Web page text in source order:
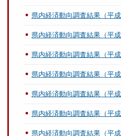
県内経済動向調査結果（平成
県内経済動向調査結果（平成
県内経済動向調査結果（平成
県内経済動向調査結果（平成
県内経済動向調査結果（平成
県内経済動向調査結果（平成
県内経済動向調査結果（平成